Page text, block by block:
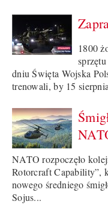
1800
dniu Święta Wojska
trenowali, by 15
NATO rozpoczęło
Rotorcraft Capability”,
nowego średniego
Sojus...